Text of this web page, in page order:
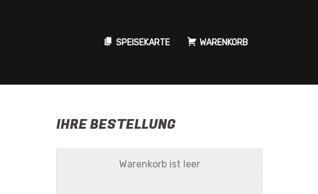
SPEISEKARTE WARENKORB
IHRE BESTELLUNG
Warenkorb ist leer